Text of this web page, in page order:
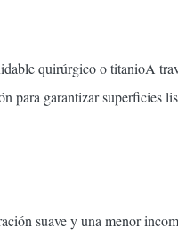
quirúrgico o titanioA
para garantizar superficies
suave y una menor